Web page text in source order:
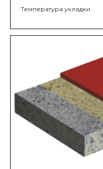
Температура укладки